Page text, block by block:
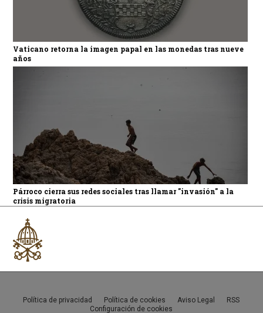
Vaticano retorna la imagen papal en las monedas tras nueve
años
Párroco cierra sus redes sociales tras llamar "invasión" a la
crisis migratoria
Política de privacidad Política de cookies Aviso Legal
RSS
Configuración de cookies